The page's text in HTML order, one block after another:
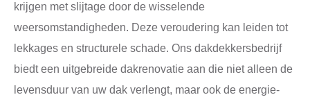
krijgen met slijtage door de wisselende
weersomstandigheden. Deze veroudering kan leiden tot
lekkages en structurele schade. Ons dakdekkersbedrijf
biedt een uitgebreide dakrenovatie aan die niet alleen de
levensduur van uw dak verlengt, maar ook de energie-